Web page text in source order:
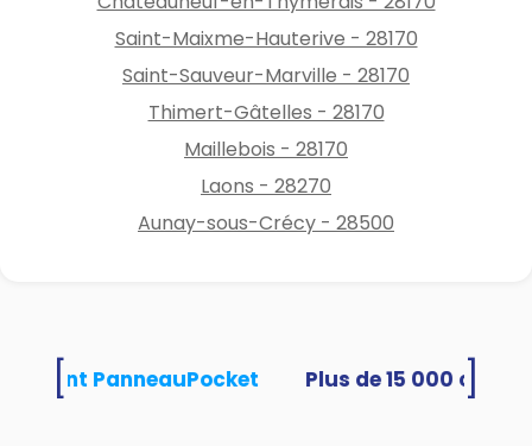
Saint-Maixme-Hauterive - 28170
Saint-Sauveur-Marville - 28170
Thimert-Gâtelles - 28170
Maillebois - 28170
Laons - 28270
Aunay-sous-Crécy - 28500
PanneauPocket